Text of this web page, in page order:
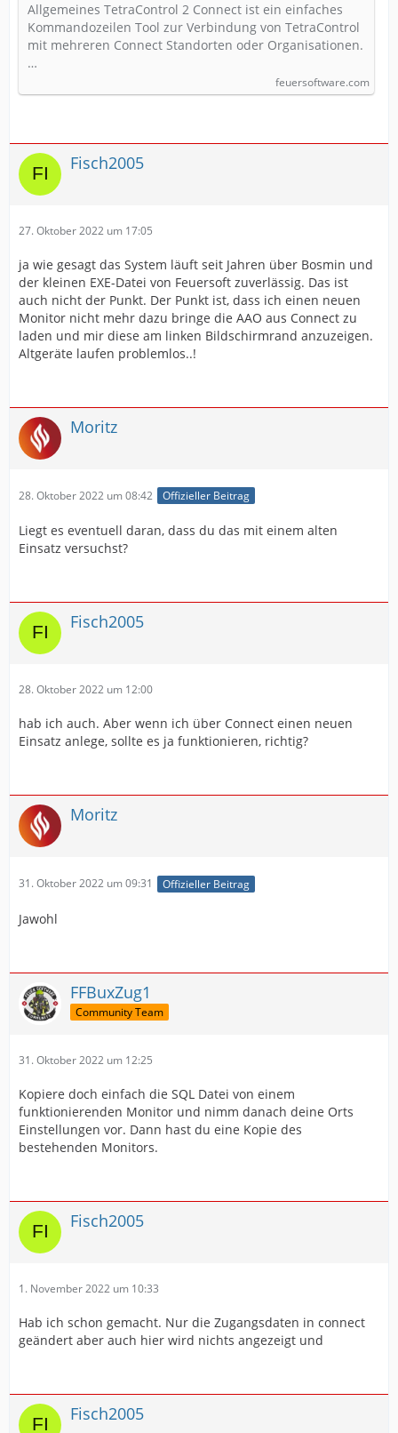
Allgemeines TetraControl 2 Connect ist ein einfaches
Kommandozeilen Tool zur Verbindung von TetraControl
mit mehreren Connect Standorten oder Organisationen.
…
feuersoftware.com
Fisch2005
27. Oktober 2022 um 17:05
ja wie gesagt das System läuft seit Jahren über Bosmin und
der kleinen EXE-Datei von Feuersoft zuverlässig. Das ist
auch nicht der Punkt. Der Punkt ist, dass ich einen neuen
Monitor nicht mehr dazu bringe die AAO aus Connect zu
laden und mir diese am linken Bildschirmrand anzuzeigen.
Altgeräte laufen problemlos..!
Moritz
28. Oktober 2022 um 08:42 Offizieller Beitrag
Liegt es eventuell daran, dass du das mit einem alten
Einsatz versuchst?
Fisch2005
28. Oktober 2022 um 12:00
hab ich auch. Aber wenn ich über Connect einen neuen
Einsatz anlege, sollte es ja funktionieren, richtig?
Moritz
31. Oktober 2022 um 09:31 Offizieller Beitrag
Jawohl
FFBuxZug1
Community Team
31. Oktober 2022 um 12:25
Kopiere doch einfach die SQL Datei von einem
funktionierenden Monitor und nimm danach deine Orts
Einstellungen vor. Dann hast du eine Kopie des
bestehenden Monitors.
Fisch2005
1. November 2022 um 10:33
Hab ich schon gemacht. Nur die Zugangsdaten in connect
geändert aber auch hier wird nichts angezeigt und
Fisch2005